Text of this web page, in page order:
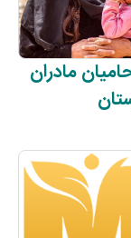
مادران